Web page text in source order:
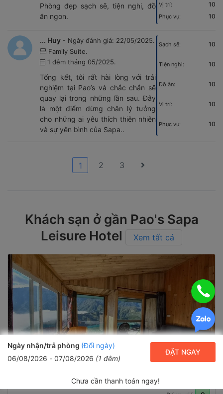
Ngày nhận/trả phòng (Đổi ngày)
06/08/2026 - 07/08/2026 (1 đêm)
ĐẶT NGAY
Chưa cần thanh toán ngay!
Phòng đẹp sạch sẽ, tiện nghi, đồ
ăn ngon.
Vị trí: 10
Phục vụ: 10
... Huy - Ngày đánh giá: 22/05/2025.
Family Suite.
1 đêm tháng 05/2025.
Tổng kết, tôi rất hài lòng với trải
nghiệm tại Pao’s và chắc chắn sẽ
quay lại trong những lần sau. Đây
là một điểm dừng chân lý tưởng
cho những ai yêu thích thiên nhiên
và sự yên bình của Sapa..
Sạch sẽ: 10
Tiện nghi: 10
Đồ ăn: 10
Vị trí: 10
Phục vụ: 10
1 2 3
Khách sạn ở gần Pao's Sapa
Leisure Hotel
Xem tất cả
Sapa Valley View Homestay